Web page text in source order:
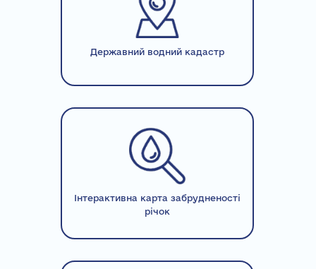
Державний водний кадастр
Інтерактивна карта забрудненості
річок